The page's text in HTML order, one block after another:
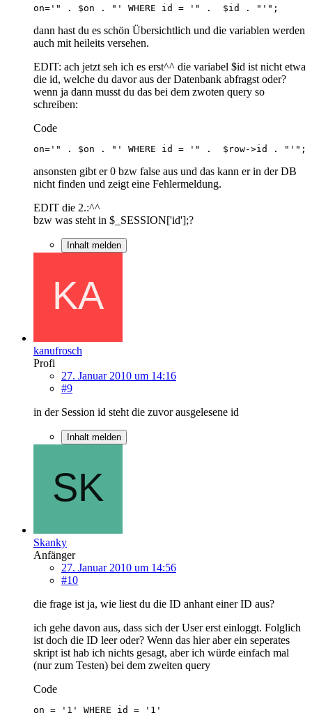
on='" . $on . "' WHERE id = '" .  $id . "'";
dann hast du es schön Übersichtlich und die variablen werden
auch mit heileits versehen.
EDIT: ach jetzt seh ich es erst^^ die variabel $id ist nicht etwa
die id, welche du davor aus der Datenbank abfragst oder?
wenn ja dann musst du das bei dem zwoten query so
schreiben:
Code
on='" . $on . "' WHERE id = '" .  $row->id . "'";
ansonsten gibt er 0 bzw false aus und das kann er in der DB
nicht finden und zeigt eine Fehlermeldung.
EDIT die 2.:^^
bzw was steht in $_SESSION['id'];?
Inhalt melden
kanufrosch
Profi
27. Januar 2010 um 14:16
#9
in der Session id steht die zuvor ausgelesene id
Inhalt melden
Skanky
Anfänger
27. Januar 2010 um 14:56
#10
die frage ist ja, wie liest du die ID anhant einer ID aus?
ich gehe davon aus, dass sich der User erst einloggt. Folglich
ist doch die ID leer oder? Wenn das hier aber ein seperates
skript ist hab ich nichts gesagt, aber ich würde einfach mal
(nur zum Testen) bei dem zweiten query
Code
on = '1' WHERE id = '1'